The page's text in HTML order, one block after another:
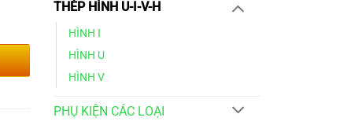
THÉP HÌNH U-I-V-H
HÌNH I
HÌNH U
HÌNH V
PHỤ KIỆN CÁC LOẠI